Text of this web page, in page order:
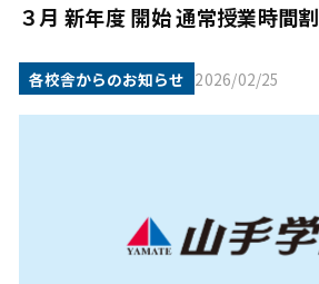
３月 新年度 開始 通常授業時間割
各校舎からのお知らせ 2026/02/25